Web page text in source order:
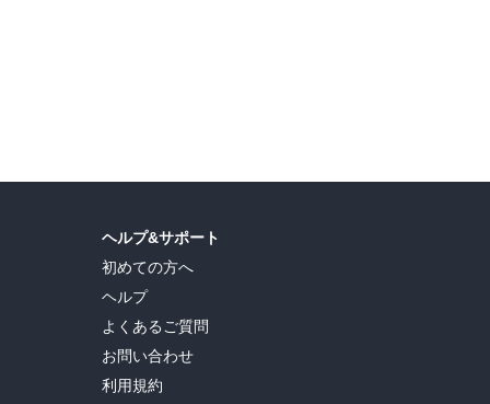
ヘルプ&サポート
初めての方へ
ヘルプ
よくあるご質問
お問い合わせ
利用規約